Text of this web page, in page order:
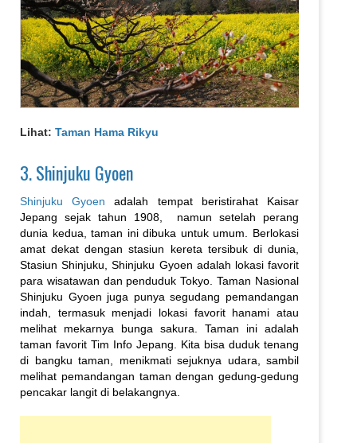
Lihat: Taman Hama Rikyu
3. Shinjuku Gyoen
Shinjuku Gyoen adalah tempat beristirahat Kaisar
Jepang sejak tahun 1908, namun setelah perang
dunia kedua, taman ini dibuka untuk umum. Berlokasi
amat dekat dengan stasiun kereta tersibuk di dunia,
Stasiun Shinjuku, Shinjuku Gyoen adalah lokasi favorit
para wisatawan dan penduduk Tokyo. Taman Nasional
Shinjuku Gyoen juga punya segudang pemandangan
indah, termasuk menjadi lokasi favorit hanami atau
melihat mekarnya bunga sakura. Taman ini adalah
taman favorit Tim Info Jepang. Kita bisa duduk tenang
di bangku taman, menikmati sejuknya udara, sambil
melihat pemandangan taman dengan gedung-gedung
pencakar langit di belakangnya.